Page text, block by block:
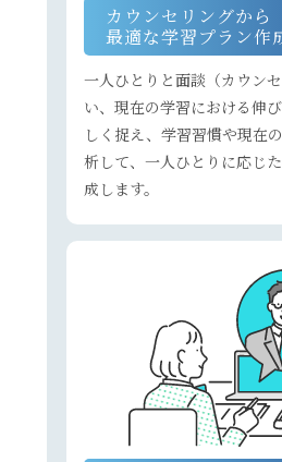
カウンセリングから
最適な学習プラン作
一人ひとりと面談（カウン
い、現在の学習における伸
しく捉え、学習習慣や現在
析して、一人ひとりに応じ
成します。